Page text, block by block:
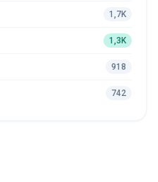
1,7K
1,3K
918
742